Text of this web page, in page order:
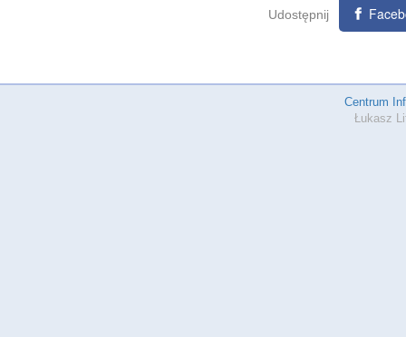
Udostępnij
Centrum
Łukasz